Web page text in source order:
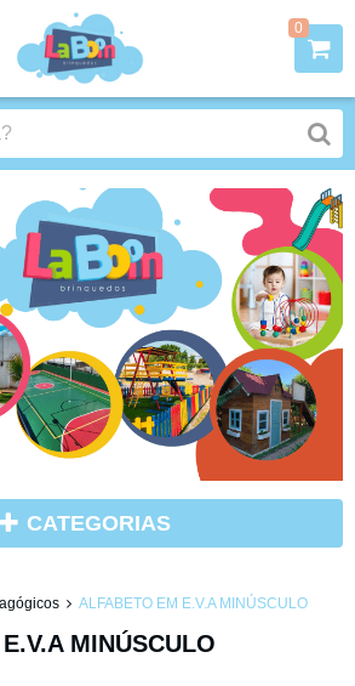
0
CATEGORIAS
ALFABETO EM E.V.A MINÚSCULO
MINÚSCULO